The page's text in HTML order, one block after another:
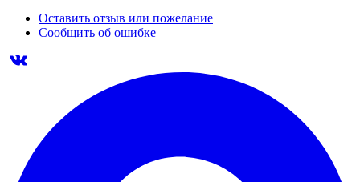
Оставить отзыв или пожелание
Сообщить об ошибке